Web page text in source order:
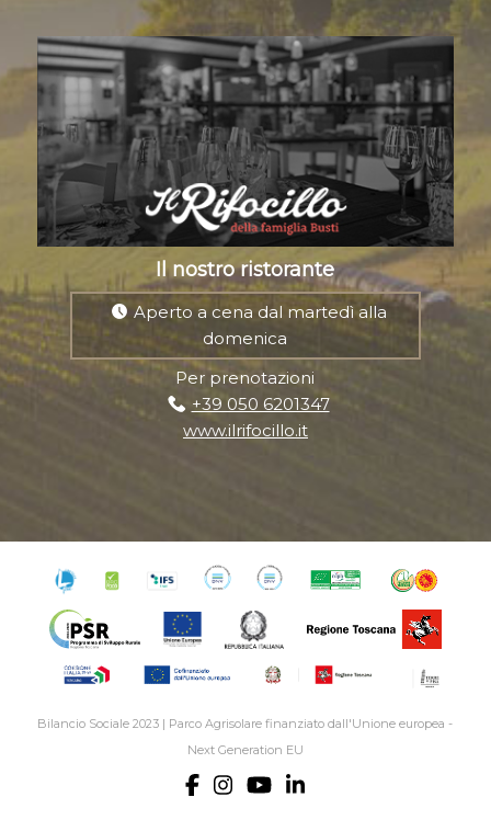
Il nostro ristorante
Aperto a cena dal martedì alla
domenica
Per prenotazioni
+39 050 6201347
www.ilrifocillo.it
Bilancio Sociale 2023 | Parco Agrisolare finanziato dall'Unione europea -
Next Generation EU